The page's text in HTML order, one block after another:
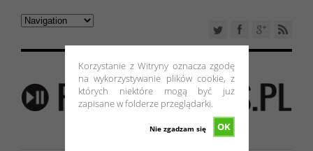
Korzystanie z Witryny oznacza zgodę
na wykorzystywanie plików cookie, z
których niektóre mogą być już
zapisane w folderze przeglądarki.
OK
Nie zgadzam się